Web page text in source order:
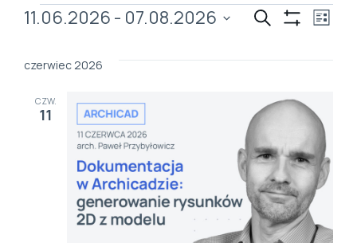
Wydarzenia
po
i
Szukaj Lista
11.06.2026 - 07.08.2026
datę.
czerwiec 2026
CZW.
11